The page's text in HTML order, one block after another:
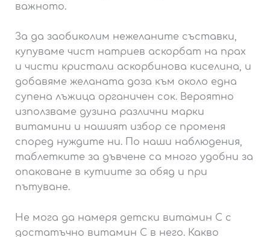
важното.
За да заобиколим нежеланите съставки,
купуваме чист натриев аскорбат на прах
и чисти кристали аскорбинова киселина, и
добавяме желаната доза към около една
супена лъжица органичен сок. Вероятно
използваме дузина различни марки
витамини и нашият избор се променя
според нуждите ни. По наши наблюдения,
таблетките за дъвчене са много удобни за
опаковане в кутиите за обяд и при
пътуване.
Не мога да намеря детски витамин С с
достатъчно витамин С в него. Какво